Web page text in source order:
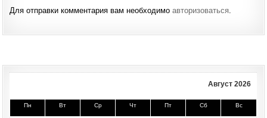
Для отправки комментария вам необходимоавторизоваться
Август 2026
Пн Вт Ср Чт Пт Сб Вс